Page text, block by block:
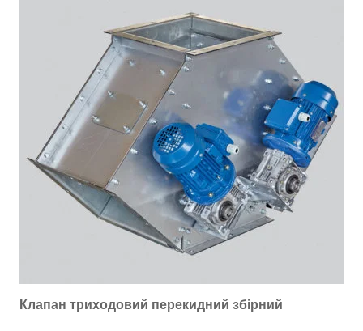
Клапан триходовий перекидний збірний